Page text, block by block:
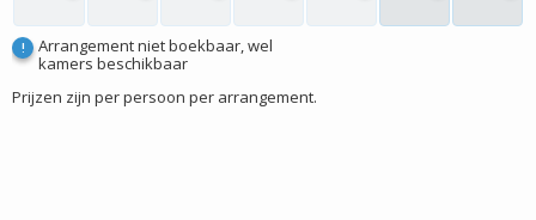
!
Arrangement niet boekbaar, wel
kamers beschikbaar
Prijzen zijn per persoon per arrangement.